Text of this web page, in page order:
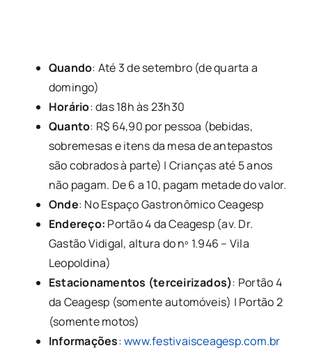
Quando: Até 3 de setembro (de quarta a
domingo)
Horário: das 18h às 23h30
Quanto: R$ 64,90 por pessoa (bebidas,
sobremesas e itens da mesa de antepastos
são cobrados à parte) | Crianças até 5 anos
não pagam. De 6 a 10, pagam metade do valor.
Onde: No Espaço Gastronômico Ceagesp
Endereço: Portão 4 da Ceagesp (av. Dr.
Gastão Vidigal, altura do nº 1.946 – Vila
Leopoldina)
Estacionamentos (terceirizados): Portão 4
da Ceagesp (somente automóveis) | Portão 2
(somente motos)
Informações:www.festivaisceagesp.com.br